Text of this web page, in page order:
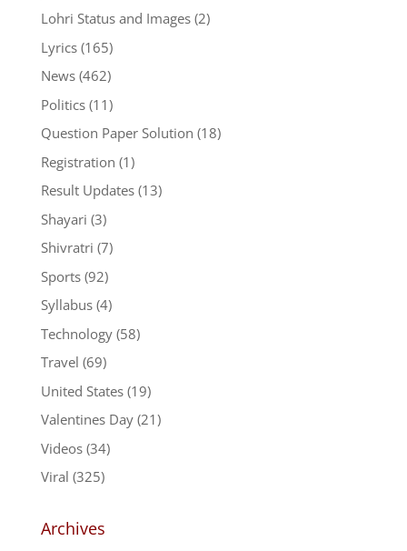
Lohri Status and Images(2)
Lyrics(165)
News(462)
Politics(11)
Question Paper Solution (18)
Registration (1)
Result Updates(13)
Shayari (3)
Shivratri (7)
Sports(92)
Syllabus(4)
Technology(58)
Travel (69)
United States(19)
Valentines Day(21)
Videos(34)
Viral (325)
Archives